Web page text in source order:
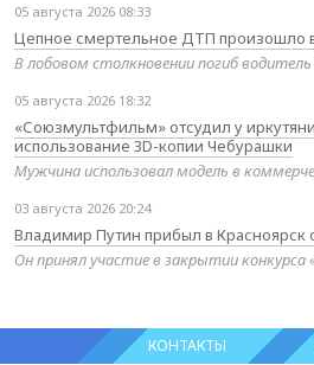
05 августа 2026 08:33
Цепное смертельное ДТП произошло
В лобовом столкновении погиб водитель
05 августа 2026 18:32
«Союзмультфильм» отсудил у
использование 3D-копии Чебурашки
Мужчина использовал модель в
03 августа 2026 20:24
Владимир Путин прибыл в Красноярск
Он принял участие в закрытии конкурса
КОНТАКТЫ